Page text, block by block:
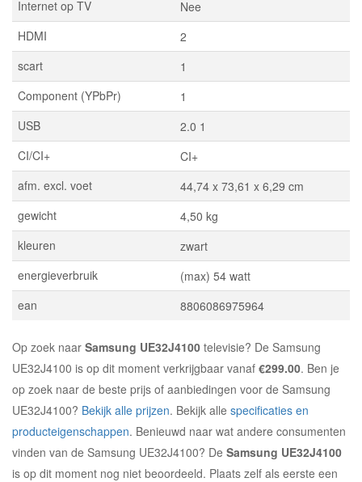
Internet op TV
Nee
HDMI
2
scart
1
Component (YPbPr)
1
USB
2.0 1
CI/CI+
CI+
afm. excl. voet
44,74 x 73,61 x 6,29 cm
gewicht
4,50 kg
kleuren
zwart
energieverbruik
(max) 54 watt
ean
8806086975964
Op zoek naar Samsung UE32J4100 televisie? De Samsung
UE32J4100 is op dit moment verkrijgbaar vanaf €299.00. Ben je
op zoek naar de beste prijs of aanbiedingen voor de Samsung
UE32J4100? Bekijk alle prijzen. Bekijk alle specificaties en
producteigenschappen. Benieuwd naar wat andere consumenten
vinden van de Samsung UE32J4100? De Samsung UE32J4100
is op dit moment nog niet beoordeeld. Plaats zelf als eerste een